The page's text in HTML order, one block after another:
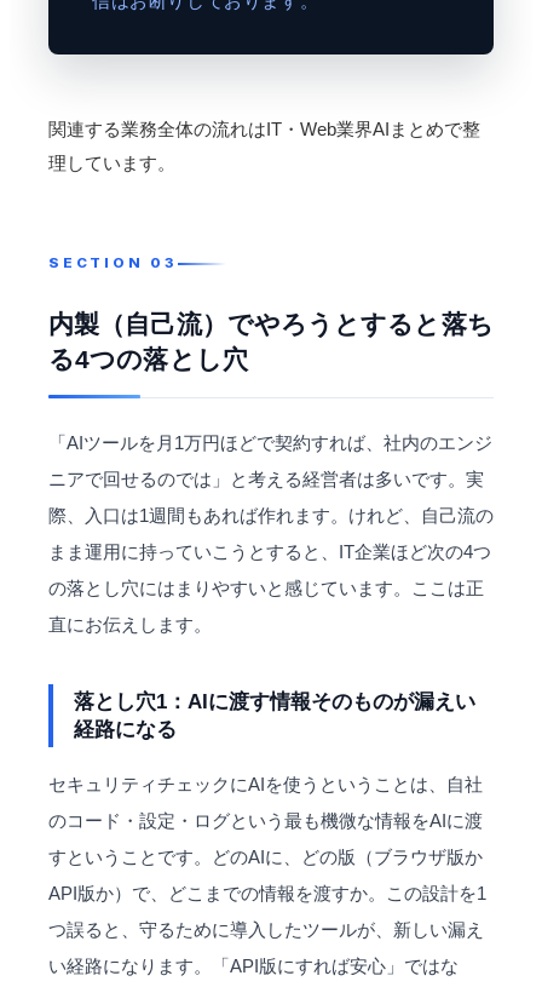
関連する業務全体の流れはIT・Web業界AIまとめで整
理しています。
内製（自己流）でやろうとすると落ち
る4つの落とし穴
「AIツールを月1万円ほどで契約すれば、社内のエンジ
ニアで回せるのでは」と考える経営者は多いです。実
際、入口は1週間もあれば作れます。けれど、自己流の
まま運用に持っていこうとすると、IT企業ほど次の4つ
の落とし穴にはまりやすいと感じています。ここは正
直にお伝えします。
落とし穴1：AIに渡す情報そのものが漏えい
経路になる
セキュリティチェックにAIを使うということは、自社
のコード・設定・ログという最も機微な情報をAIに渡
すということです。どのAIに、どの版（ブラウザ版か
API版か）で、どこまでの情報を渡すか。この設計を1
つ誤ると、守るために導入したツールが、新しい漏え
い経路になります。「API版にすれば安心」ではな